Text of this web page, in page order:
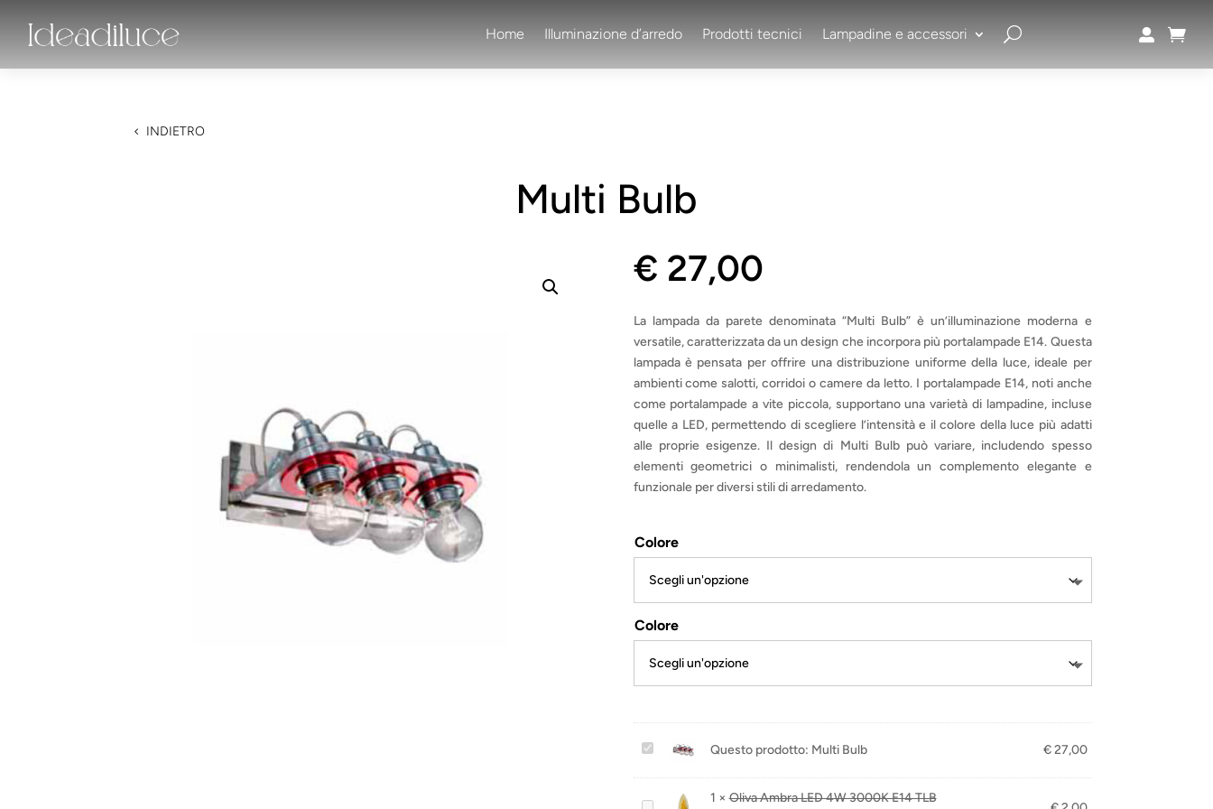
Home Illuminazione d’arredo Prodotti tecnici Lampadine e accessori  
INDIETRO
Multi Bulb
€ 27,00
La lampada da parete denominata “Multi Bulb” è un’illuminazione moderna e
versatile, caratterizzata da un design che incorpora più portalampade E14. Questa
lampada è pensata per offrire una distribuzione uniforme della luce, ideale per
ambienti come salotti, corridoi o camere da letto. I portalampade E14, noti anche
come portalampade a vite piccola, supportano una varietà di lampadine, incluse
quelle a LED, permettendo di scegliere l’intensità e il colore della luce più adatti
alle proprie esigenze. Il design di Multi Bulb può variare, includendo spesso
elementi geometrici o minimalisti, rendendola un complemento elegante e
funzionale per diversi stili di arredamento.
Colore
Colore
M
Questo prodotto: Multi Bulb €27,00
1 ×Oliva Ambra LED 4W 3000K E14 TLB